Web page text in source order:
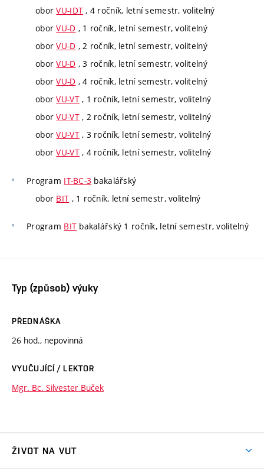
oborVU-IDT , 4 ročník, letní semestr, volitelný
oborVU-D , 1 ročník, letní semestr, volitelný
oborVU-D , 2 ročník, letní semestr, volitelný
oborVU-D , 3 ročník, letní semestr, volitelný
oborVU-D , 4 ročník, letní semestr, volitelný
oborVU-VT, 1 ročník, letní semestr, volitelný
oborVU-VT, 2 ročník, letní semestr, volitelný
oborVU-VT, 3 ročník, letní semestr, volitelný
oborVU-VT, 4 ročník, letní semestr, volitelný
Program IT-BC-3 bakalářský
obor BIT , 1 ročník, letní semestr, volitelný
Program BIT bakalářský 1 ročník, letní semestr, volitelný
Typ (způsob) výuky
PŘEDNÁŠKA
26 hod., nepovinná
VYUČUJÍCÍ / LEKTOR
Mgr. Bc. Silvester Buček
ŽIVOT NA VUT